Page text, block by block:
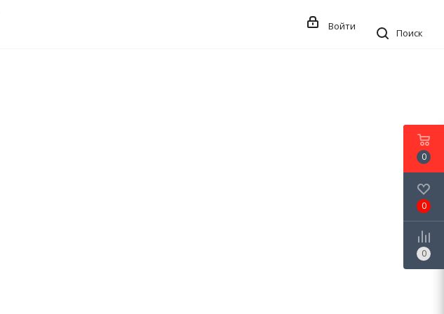
Поиск
Войти
0
0
0